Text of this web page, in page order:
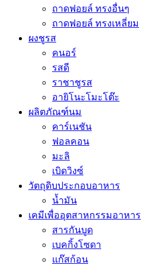
ถาดฟอยล์ ทรงอื่นๆ
ถาดฟอยล์ ทรงเหลี่ยม
ผงชูรส
คนอร์
รสดี
ราชาชูรส
อายิโนะโมะโต๊ะ
ผลิตภัณฑ์นม
คาร์เนชัน
ฟอลคอน
มะลิ
เบิดวิงซ์
วัตถุดิบประกอบอาหาร
น้ำมัน
เคมีเพื่ออุตสาหกรรมอาหาร
สารกันบูด
เบคกิ้งโซดา
แก๊สก้อน